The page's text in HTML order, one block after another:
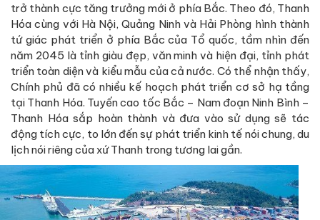
trở thành cực tăng trưởng mới ở phía Bắc. Theo đó, Thanh
Hóa cùng với Hà Nội, Quảng Ninh và Hải Phòng hình thành
tứ giác phát triển ở phía Bắc của Tổ quốc, tầm nhìn đến
năm 2045 là tỉnh giàu đẹp, văn minh và hiện đại, tỉnh phát
triển toàn diện và kiểu mẫu của cả nước. Có thể nhận thấy,
Chính phủ đã có nhiều kế hoạch phát triển cơ sở hạ tầng
tại Thanh Hóa. Tuyến cao tốc Bắc – Nam đoạn Ninh Bình –
Thanh Hóa sắp hoàn thành và đưa vào sử dụng sẽ tác
động tích cực, to lớn đến sự phát triển kinh tế nói chung, du
lịch nói riêng của xứ Thanh trong tương lai gần.